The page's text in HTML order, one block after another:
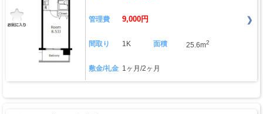
管理費 9,000円
間取り 1K 面積 25.6m2
敷金/礼金 1ヶ月/2ヶ月